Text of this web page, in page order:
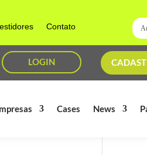
Contato
LOGIN
Cases News